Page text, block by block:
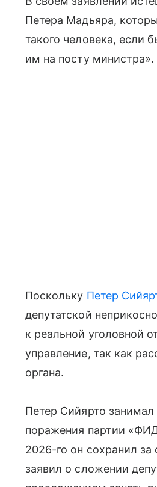
Петера Мадьяра,
такого человека, если
им на посту министра».
Поскольку Петер
депутатской
к реальной уголовной
управление, так как
органа.
Петер Сийярто занимал
поражения партии
2026-го он сохранил
заявил о сложении